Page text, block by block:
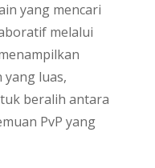
yang mencari
melalui
luas,
beralih antara
PvP yang